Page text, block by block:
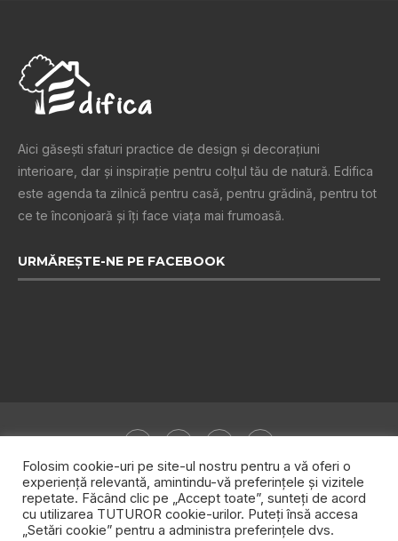
Aici găsești sfaturi practice de design şi decoraţiuni
interioare, dar și inspiraţie pentru colţul tău de natură. Edifica
este agenda ta zilnică pentru casă, pentru grădină, pentru tot
ce te înconjoară şi îţi face viaţa mai frumoasă.
URMĂREȘTE-NE PE FACEBOOK
Despre noi Publicitate
Politica de confidențialitate
Contact
Folosim cookie-uri pe site-ul nostru pentru a vă oferi o
experiență relevantă, amintindu-vă preferințele și vizitele
repetate. Făcând clic pe „Accept toate”, sunteți de acord
cu utilizarea TUTUROR cookie-urilor. Puteți însă accesa
„Setări cookie” pentru a administra preferințele dvs.